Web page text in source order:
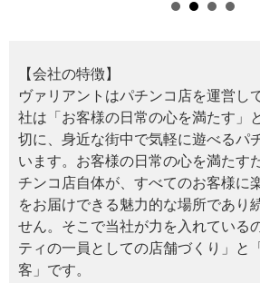
【会社の特徴】
ヴァリアントはパチンコ店を運営し
社は「お客様の日常の心を満たす」
切に、身近な街中で気軽に遊べるパ
います。お客様の日常の心を満たす
チンコ店自体が、すべてのお客様に
をお届けできる魅力的な場所であり
せん。そこで当社が力を入れている
ティの一員としての店舗づくり」と
客」です。